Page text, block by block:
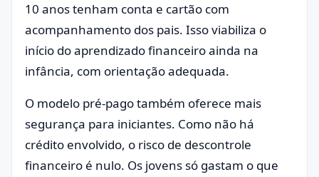
10 anos tenham conta e cartão com
acompanhamento dos pais. Isso viabiliza o
início do aprendizado financeiro ainda na
infância, com orientação adequada.
O modelo pré-pago também oferece mais
segurança para iniciantes. Como não há
crédito envolvido, o risco de descontrole
financeiro é nulo. Os jovens só gastam o que